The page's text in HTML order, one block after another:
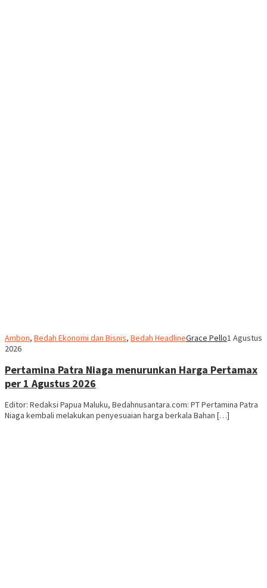
Ambon, Bedah Ekonomi dan Bisnis, Bedah HeadlineGrace Pello1 Agustus
2026
Pertamina Patra Niaga menurunkan Harga Pertamax
per 1 Agustus 2026
Editor: Redaksi Papua Maluku, Bedahnusantara.com: PT Pertamina Patra
Niaga kembali melakukan penyesuaian harga berkala Bahan […]